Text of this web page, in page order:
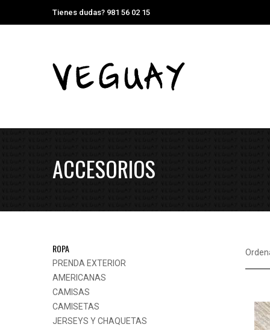
Tienes dudas? 981 56 02 15
ACCESORIOS
ROPA
PRENDA EXTERIOR
AMERICANAS
CAMISAS
CAMISETAS
JERSEYS Y CHAQUETAS